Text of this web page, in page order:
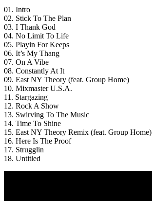
01. Intro
02. Stick To The Plan
03. I Thank God
04. No Limit To Life
05. Playin For Keeps
06. It’s My Thang
07. On A Vibe
08. Constantly At It
09. East NY Theory (feat. Group Home)
10. Mixmaster U.S.A.
11. Stargazing
12. Rock A Show
13. Swirving To The Music
14. Time To Shine
15. East NY Theory Remix (feat. Group Home)
16. Here Is The Proof
17. Strugglin
18. Untitled